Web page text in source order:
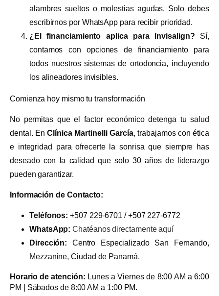
alambres sueltos o molestias agudas. Solo debes
escribirnos por WhatsApp para recibir prioridad.
¿El financiamiento aplica para Invisalign? Sí,
contamos con opciones de financiamiento para
todos nuestros sistemas de ortodoncia, incluyendo
los alineadores invisibles.
Comienza hoy mismo tu transformación
No permitas que el factor económico detenga tu salud
dental. EnClínica Martinelli García, trabajamos con ética
e integridad para ofrecerte la sonrisa que siempre has
deseado con la calidad que solo 30 años de liderazgo
pueden garantizar.
Información de Contacto:
Teléfonos: +507 229-6701 / +507 227-6772
WhatsApp: Chatéanos directamente aquí
Dirección: Centro Especializado San Fernando,
Mezzanine, Ciudad de Panamá.
Horario de atención: Lunes a Viernes de 8:00 AM a 6:00
PM | Sábados de 8:00 AM a 1:00 PM.